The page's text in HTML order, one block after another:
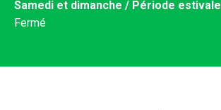
Samedi et dimanche / Période estivale
Fermé